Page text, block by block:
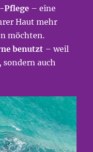
Pflege – eine
Haut mehr
möchten.
benutzt – weil
auch